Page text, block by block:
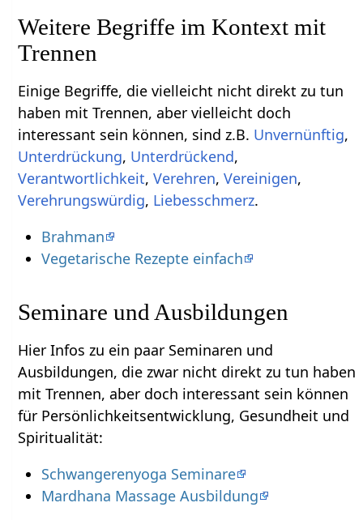
Weitere Begriffe im Kontext mit
Einige Begriffe, die vielleicht nicht direkt zu tun
haben mit Trennen‏‎, aber vielleicht doch
interessant sein können, sind z.B.
,
,
,
, ,
,
, Liebesschmerz.
Brahman
Vegetarische Rezepte einfach
Seminare und Ausbildungen
Hier Infos zu ein paar Seminaren und
Ausbildungen, die zwar nicht direkt zu tun haben
mit Trennen‏‎, aber doch interessant sein können
für Persönlichkeitsentwicklung, Gesundheit und
Spiritualität:
Schwangerenyoga Seminare
Mardhana Massage Ausbildung